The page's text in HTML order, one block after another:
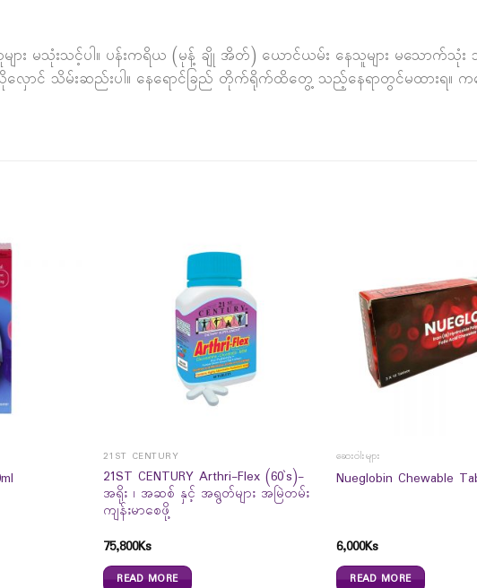
ျား မသုံးသင့်ပါ။ ပန်းကရိယ (မုန့် ချို အိတ်) ယောင်ယမ်း နေသူများ မသောက်သုံး
ာင် သိမ်းဆည်းပါ။ နေရောင်ခြည် တိုက်ရိုက်ထိတွေ့ သည့်နေရာတွင်မထားရ။ ကလ
21ST CENTURY
21ST CENTURY Arthri-Flex (60`s)-
အရိုး ၊ အဆစ် နှင့် အရွတ်များ အမြဲတမ်း
ကျန်းမာစေဖို့
75,800Ks
READ MORE
ဆေးဝါးများ
Nueglobin Chewable
6,000Ks
READ MORE